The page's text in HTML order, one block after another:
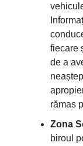
fiecare
de a
rămas
Zona
biroul